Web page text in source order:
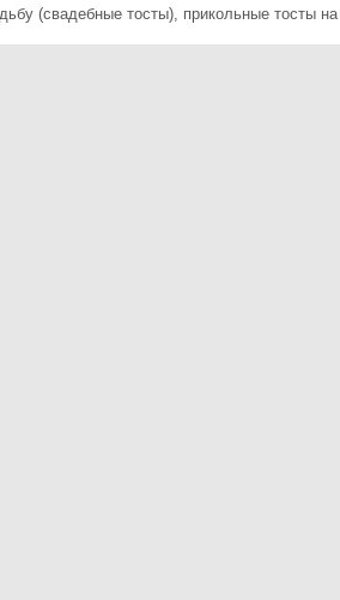
(свадебные тосты), прикольные тосты